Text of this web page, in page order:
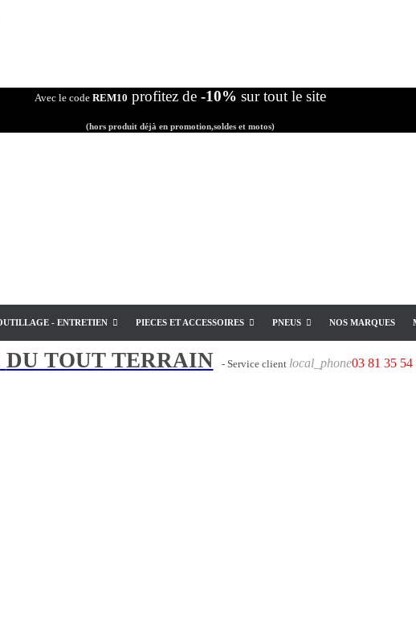
Avec le code REM10 profitez de -10% sur tout le site
(hors produit déjà en promotion,soldes et motos)
- ENTRETIEN PIECES ET ACCESSOIRES PNEUS NOS MARQUES
DU TOUT TERRAIN - Service client local_phone03 81 35 54